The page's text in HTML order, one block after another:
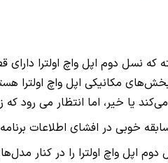
که نسل دوم اپل واچ اولترا
یا خیر، اما انتظار می رود
اطلاعات برنامه‌های اپل در گذشته داشته،